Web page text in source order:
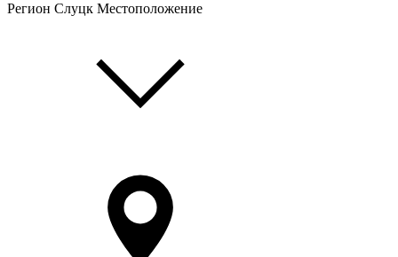
Регион Слуцк Местоположение